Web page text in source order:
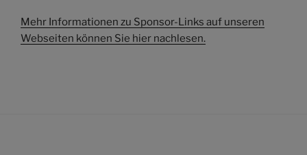
Mehr Informationen zu Sponsor-Links auf unseren
Webseiten können Sie hier nachlesen.